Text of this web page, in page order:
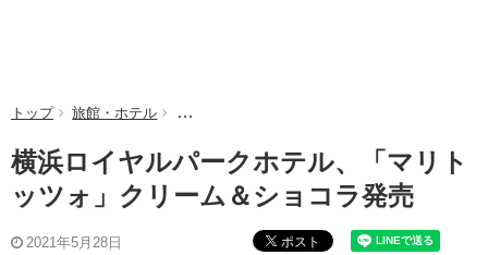
トップ 旅館・ホテル 横浜ロイヤルパークホテル、「マリトッツォ」
横浜ロイヤルパークホテル、「マリト
ッツォ」クリーム＆ショコラ発売
2021年5月28日 ポスト